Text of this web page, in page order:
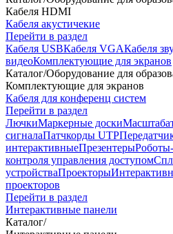
Кабеля HDMI
Кабеля акустичекие
Перейти в раздел
Кабеля USBКабеля VGAКабеля
видеоКомплектующие для экранов
Каталог/Оборудование для
Комплектующие для экранов
Кабеля для конференц систем
Перейти в раздел
ЛючкиМаркерные доски
сигналаПатчкорды UTP
интерактивныеПрезентеры
контроля управления доступом
устройстваПроекторы
проекторов
Перейти в раздел
Интерактивные панели
Каталог/